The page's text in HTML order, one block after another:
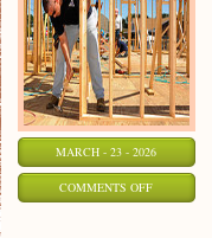
MARCH - 23 - 2026
COMMENTS OFFON